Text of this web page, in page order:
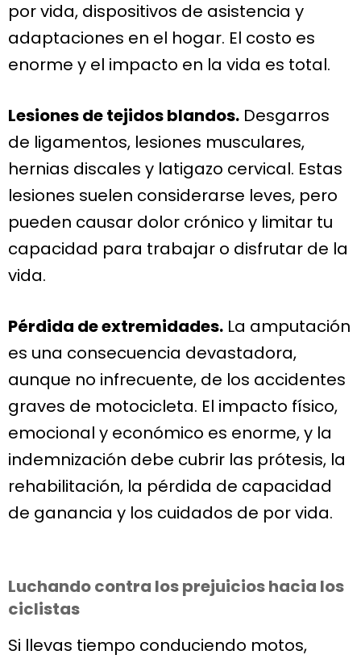
por vida, dispositivos de asistencia y
adaptaciones en el hogar. El costo es
enorme y el impacto en la vida es total.
Lesiones de tejidos blandos. Desgarros
de ligamentos, lesiones musculares,
hernias discales y latigazo cervical. Estas
lesiones suelen considerarse leves, pero
pueden causar dolor crónico y limitar tu
capacidad para trabajar o disfrutar de la
vida.
Pérdida de extremidades. La amputación
es una consecuencia devastadora,
aunque no infrecuente, de los accidentes
graves de motocicleta. El impacto físico,
emocional y económico es enorme, y la
indemnización debe cubrir las prótesis, la
rehabilitación, la pérdida de capacidad
de ganancia y los cuidados de por vida.
Luchando contra los prejuicios hacia los
ciclistas
Si llevas tiempo conduciendo motos,